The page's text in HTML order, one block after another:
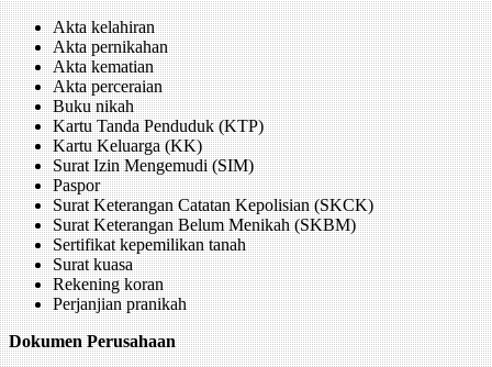
Akta kelahiran
Akta pernikahan
Akta kematian
Akta perceraian
Buku nikah
Kartu Tanda Penduduk (KTP)
Kartu Keluarga (KK)
Surat Izin Mengemudi (SIM)
Paspor
Surat Keterangan Catatan Kepolisian (SKCK)
Surat Keterangan Belum Menikah (SKBM)
Sertifikat kepemilikan tanah
Surat kuasa
Rekening koran
Perjanjian pranikah
Dokumen Perusahaan